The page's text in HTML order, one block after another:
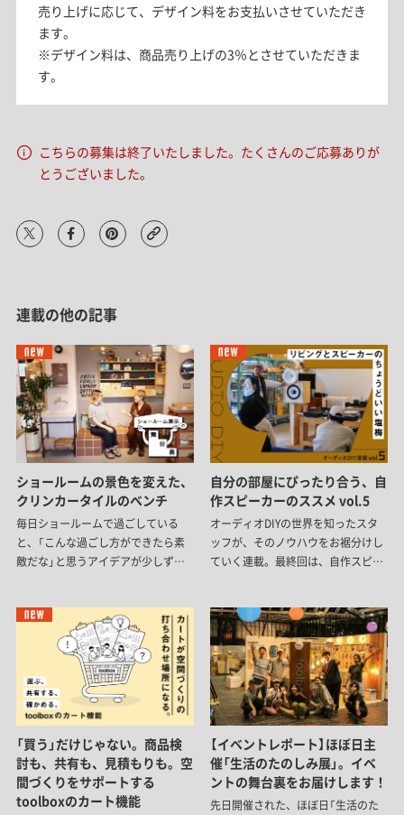
売り上げに応じて、デザイン料をお支払いさせていただき
ます。
※デザイン料は、商品売り上げの3％とさせていただきま
す。
こちらの募集は終了いたしました。たくさんのご応募ありが
とうございました。
連載の他の記事
ショールームの景色を変えた、
クリンカータイルのベンチ
毎日ショールームで過ごしている
と、「こんな過ごし方ができたら素
敵だな」と思うアイデアが少しずつ
ショールームの一角をタイルベンチ
へとリニューアルしました。アイデ
アを形にしながら、細かな納まりや
使い心地を考えて完成した、新しい
居場所。その舞台裏をご紹介しま
す。
自分の部屋にぴったり合う、自
作スピーカーのススメ vol.5
オーディオDIYの世界を知ったスタ
ッフが、そのノウハウをお裾分けし
ていく連載。最終回は、自作スピー
はほぼ不要。名作スピーカーをお手
本に、自分の部屋の棚にぴったり合
う一台をつくる、その手順をご紹介
します。
「買う」だけじゃない。商品検
討も、共有も、見積もりも。空
間づくりをサポートする
toolboxのカート機能
【イベントレポート】ほぼ日主
催「生活のたのしみ展」。イベ
ントの舞台裏をお届けします！
先日開催された、ほぼ日「生活のた